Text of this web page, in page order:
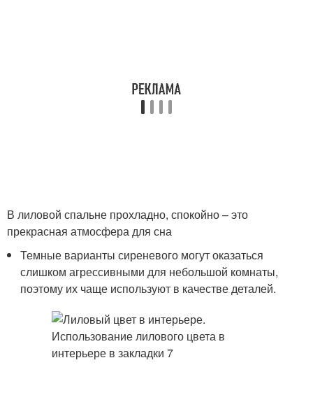
В лиловой спальне прохладно, спокойно – это
прекрасная атмосфера для сна
Темные варианты сиреневого могут оказаться
слишком агрессивными для небольшой комнаты,
поэтому их чаще используют в качестве деталей.